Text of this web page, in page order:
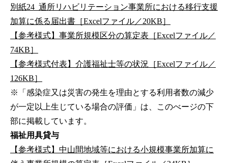
別紙24_通所リハビリテーション事業所における移行支援
加算に係る届出書［Excelファイル／20KB］
【参考様式】事業所規模区分の算定表［Excelファイル／
74KB］
【参考様式付表】介護福祉士等の状況［Excelファイル／
126KB］
※「感染症又は災害の発生を理由とする利用者数の減少
が一定以上生じている場合の評価」は、このべージの下
部に掲載しています。
福祉用具貸与
【参考様式】中山間地域等における小規模事業所加算に